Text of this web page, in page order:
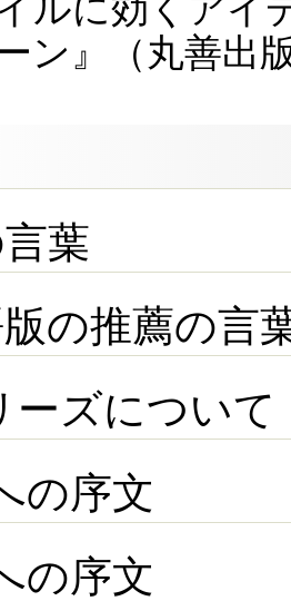
ルに効くアイ
ン』（丸善出
葉
の推薦の言
ーズについて
の序文
の序文